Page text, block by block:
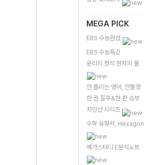
MEGA PICK
EBS 수능완성
EBS 수능특강
윤리의 정석 현자의 돌
안 틀리는 영어, 안틀영
한 권 질주&한 판 승부
지인선 시리즈
수학 유형서, Hexagon
메가스터디 E분석노트